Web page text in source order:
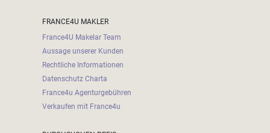
FRANCE4U MAKLER
France4U Makelar Team
Aussage unserer Kunden
Rechtliche Informationen
Datenschutz Charta
France4u Agenturgebühren
Verkaufen mit France4u